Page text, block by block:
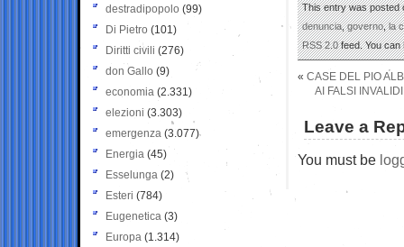
This entry was posted
denuncia,governo,la
RSS 2.0feed. You can
« CASE DEL PIO
AI FALSI
Leave a
You must be
destradipopolo (99)
Di Pietro (101)
Diritti civili (276)
don Gallo (9)
economia (2.331)
elezioni (3.303)
emergenza (3.077)
Energia (45)
Esselunga (2)
Esteri (784)
Eugenetica (3)
Europa (1.314)